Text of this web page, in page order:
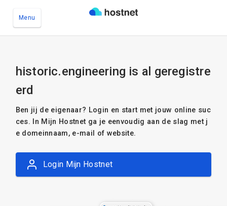
Menu
historic.engineering is al geregistre
erd
Ben jij de eigenaar? Login en start met jouw online suc
ces. In Mijn Hostnet ga je eenvoudig aan de slag met j
e domeinnaam, e-mail of website.
Login Mijn Hostnet